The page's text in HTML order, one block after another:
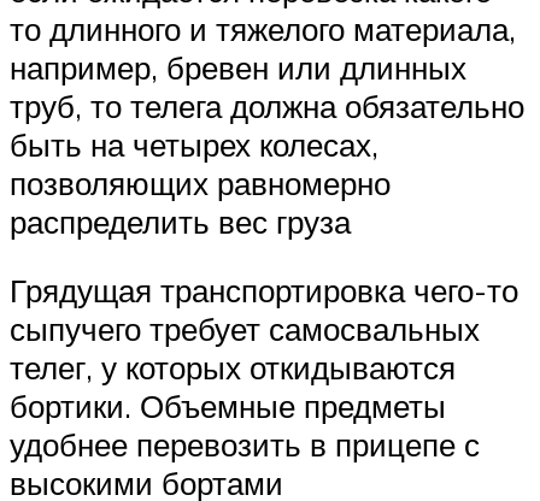
то длинного и тяжелого материала,
например, бревен или длинных
труб, то телега должна обязательно
быть на четырех колесах,
позволяющих равномерно
распределить вес груза
Грядущая транспортировка чего-то
сыпучего требует самосвальных
телег, у которых откидываются
бортики. Объемные предметы
удобнее перевозить в прицепе с
высокими бортами